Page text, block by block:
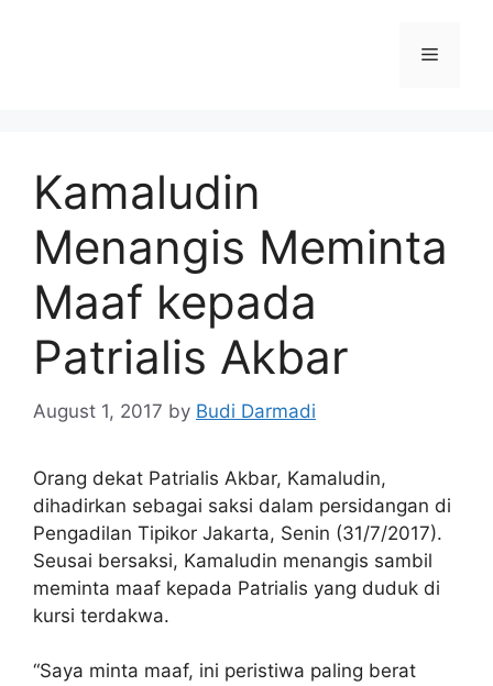
Kamaludin
Menangis Meminta
Maaf kepada
Patrialis Akbar
August 1, 2017 by Budi Darmadi
Orang dekat Patrialis Akbar, Kamaludin,
dihadirkan sebagai saksi dalam persidangan di
Pengadilan Tipikor Jakarta, Senin (31/7/2017).
Seusai bersaksi, Kamaludin menangis sambil
meminta maaf kepada Patrialis yang duduk di
kursi terdakwa.
“Saya minta maaf, ini peristiwa paling berat